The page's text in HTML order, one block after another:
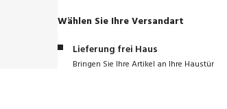
Wählen Sie Ihre Versandart
Lieferung frei Haus
Bringen Sie Ihre Artikel an Ihre Haustür